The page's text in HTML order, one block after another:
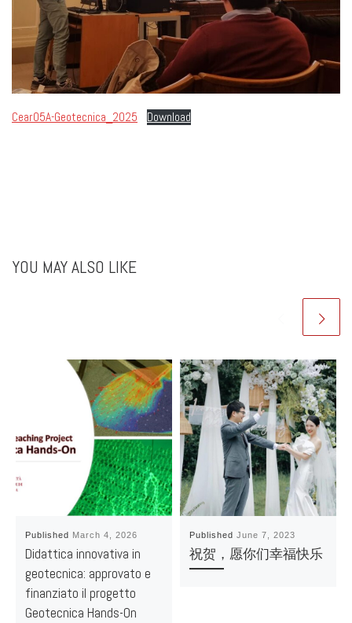
Cear05A-Geotecnica_2025 Download
YOU MAY ALSO LIKE
Published March 4, 2026
Didattica innovativa in
geotecnica: approvato e
finanziato il progetto
Geotecnica Hands-On
PublishedJune 7, 2023
祝贺，愿你们幸福快乐